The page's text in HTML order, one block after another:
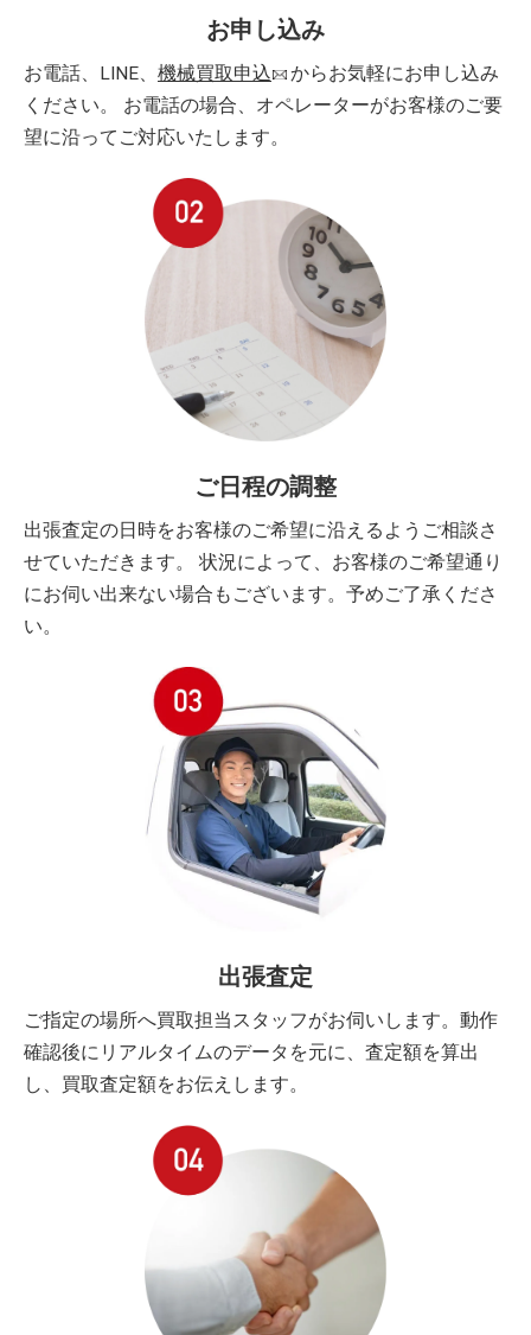
お申し込み
お電話、LINE、 機械買取申込
からお気軽にお申し込み
ください。 お電話の場合、オペレーターがお客様のご要
望に沿ってご対応いたします。
ご日程の調整
出張査定の日時をお客様のご希望に沿えるようご相談さ
せていただきます。 状況によって、お客様のご希望通り
にお伺い出来ない場合もございます。予めご了承くださ
い。
出張査定
ご指定の場所へ買取担当スタッフがお伺いします。動作
確認後にリアルタイムのデータを元に、査定額を算出
し、買取査定額をお伝えします。